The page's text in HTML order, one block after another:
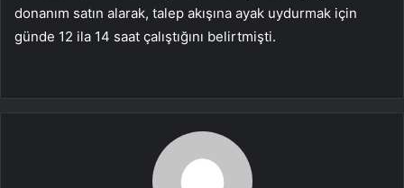
donanım satın alarak, talep akışına ayak uydurmak için
günde 12 ila 14 saat çalıştığını belirtmişti.